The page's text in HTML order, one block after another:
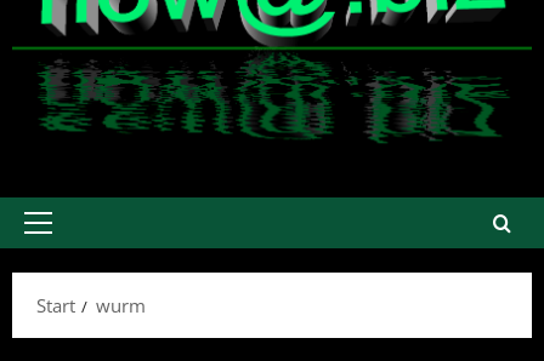
Primäres
Start
wurm